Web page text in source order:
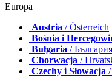
Europa
Austria / Österreich
Bośnia i
Bułgaria / България
Chorwacja /
Czechy i Słowacja